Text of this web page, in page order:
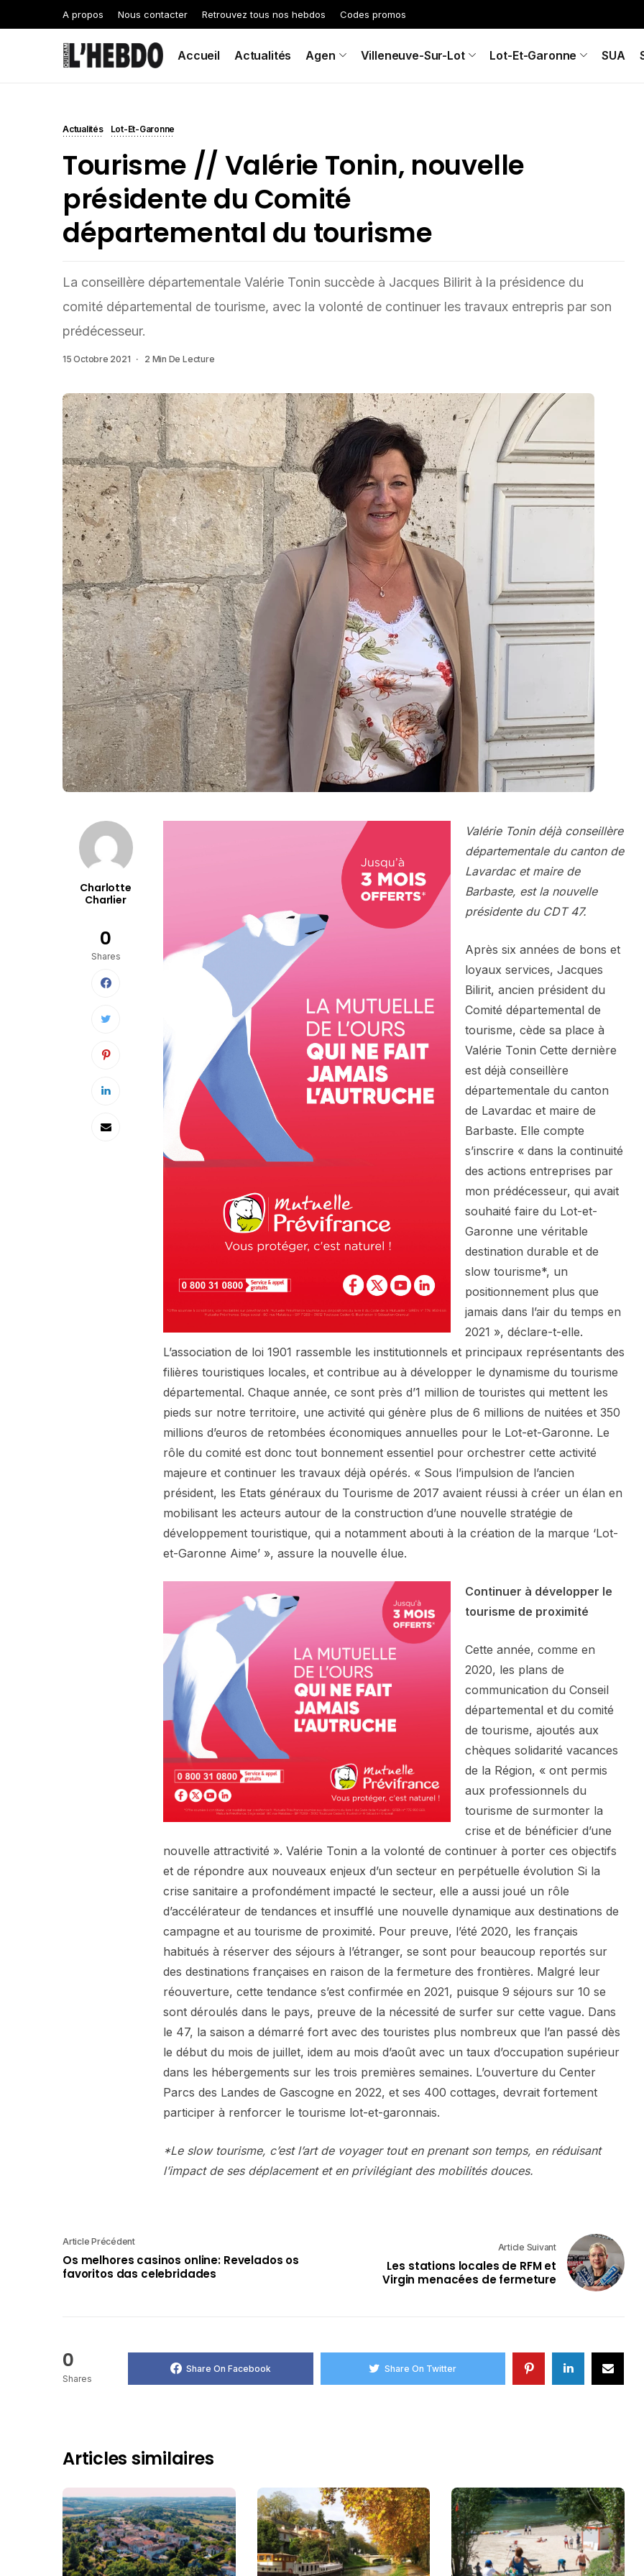
A propos Nous contacter Retrouvez tous nos hebdos Codes promos
Accueil Actualités Agen Villeneuve-Sur-Lot Lot-Et-Garonne SUA
Actualités Lot-Et-Garonne
Tourisme // Valérie Tonin, nouvelle
présidente du Comité
départemental du tourisme
La conseillère départementale Valérie Tonin succède à Jacques Bilirit à la présidence du
comité départemental de tourisme, avec la volonté de continuer les travaux entrepris par son
prédécesseur.
15 Octobre 2021 2 Min De Lecture
Charlotte
Charlier
0
Shares
Valérie Tonin déjà conseillère
départementale du canton de
Lavardac et maire de
Barbaste, est la nouvelle
présidente du CDT 47.
Après six années de bons et
loyaux services, Jacques
Bilirit, ancien président du
Comité départemental de
tourisme, cède sa place à
Valérie Tonin Cette dernière
est déjà conseillère
départementale du canton
de Lavardac et maire de
Barbaste. Elle compte
s’inscrire « dans la continuité
des actions entreprises par
mon prédécesseur, qui avait
souhaité faire du Lot-et-
Garonne une véritable
destination durable et de
slow tourisme*, un
positionnement plus que
jamais dans l’air du temps en
2021 », déclare-t-elle.
L’association de loi 1901 rassemble les institutionnels et principaux représentants des
filières touristiques locales, et contribue au à développer le dynamisme du tourisme
départemental. Chaque année, ce sont près d’1 million de touristes qui mettent les
pieds sur notre territoire, une activité qui génère plus de 6 millions de nuitées et 350
millions d’euros de retombées économiques annuelles pour le Lot-et-Garonne. Le
rôle du comité est donc tout bonnement essentiel pour orchestrer cette activité
majeure et continuer les travaux déjà opérés. « Sous l’impulsion de l’ancien
président, les Etats généraux du Tourisme de 2017 avaient réussi à créer un élan en
mobilisant les acteurs autour de la construction d’une nouvelle stratégie de
développement touristique, qui a notamment abouti à la création de la marque ‘Lot-
et-Garonne Aime’ », assure la nouvelle élue.
Continuer à développer le
tourisme de proximité
Cette année, comme en
2020, les plans de
communication du Conseil
départemental et du comité
de tourisme, ajoutés aux
chèques solidarité vacances
de la Région, « ont permis
aux professionnels du
tourisme de surmonter la
crise et de bénéficier d’une
nouvelle attractivité ». Valérie Tonin a la volonté de continuer à porter ces objectifs
et de répondre aux nouveaux enjeux d’un secteur en perpétuelle évolution Si la
crise sanitaire a profondément impacté le secteur, elle a aussi joué un rôle
d’accélérateur de tendances et insufflé une nouvelle dynamique aux destinations de
campagne et au tourisme de proximité. Pour preuve, l’été 2020, les français
habitués à réserver des séjours à l’étranger, se sont pour beaucoup reportés sur
des destinations françaises en raison de la fermeture des frontières. Malgré leur
réouverture, cette tendance s’est confirmée en 2021, puisque 9 séjours sur 10 se
sont déroulés dans le pays, preuve de la nécessité de surfer sur cette vague. Dans
le 47, la saison a démarré fort avec des touristes plus nombreux que l’an passé dès
le début du mois de juillet, idem au mois d’août avec un taux d’occupation supérieur
dans les hébergements sur les trois premières semaines. L’ouverture du Center
Parcs des Landes de Gascogne en 2022, et ses 400 cottages, devrait fortement
participer à renforcer le tourisme lot-et-garonnais.
*Le slow tourisme, c’est l’art de voyager tout en prenant son temps, en réduisant
l’impact de ses déplacement et en privilégiant des mobilités douces.
Article Précédent
Os melhores casinos online: Revelados os
favoritos das celebridades
Article Suivant
Les stations locales de RFM et
Virgin menacées de fermeture
0
Shares
Share On Facebook Share On Twitter
Articles similaires